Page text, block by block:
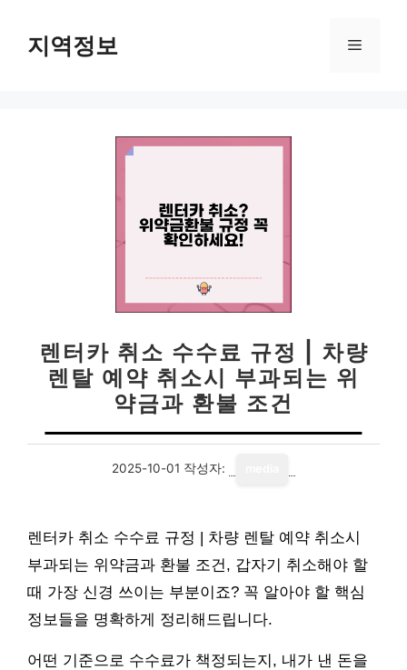
지역정보 메
렌터카 취소 수수료 규정 | 차량
렌탈 예약 취소시 부과되는 위
약금과 환불 조건
2025-10-01 작성자:
렌터카 취소 수수료 규정 | 차량 렌탈 예약 취소시
부과되는 위약금과 환불 조건, 갑자기 취소해야 할
때 가장 신경 쓰이는 부분이죠? 꼭 알아야 할 핵심
정보들을 명확하게 정리해드립니다.
어떤 기준으로 수수료가 책정되는지, 내가 낸 돈을